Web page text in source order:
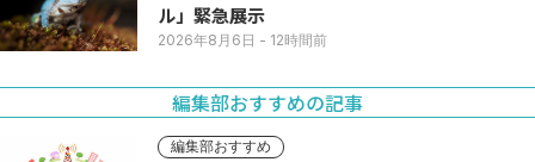
ル」緊急展示
2026年8月6日 - 12時間前
編集部おすすめの記事
編集部おすすめ